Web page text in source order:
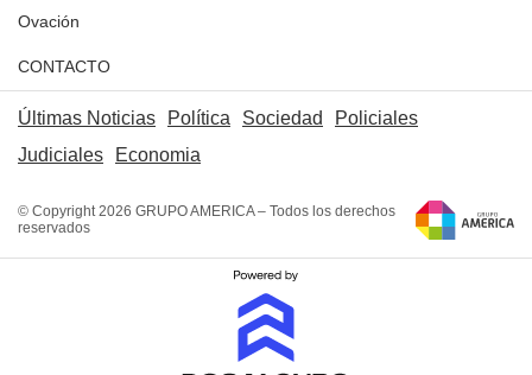
Ovación
CONTACTO
Últimas Noticias Política Sociedad
Policiales
Judiciales
Economia
© Copyright 2026 GRUPO AMERICA – Todos los derechos
reservados